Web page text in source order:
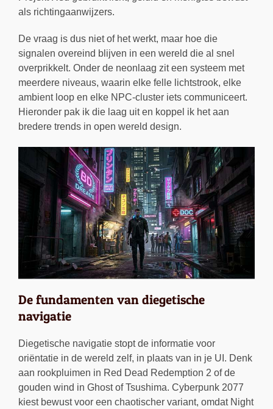
als richtingaanwijzers.
De vraag is dus niet of het werkt, maar hoe die
signalen overeind blijven in een wereld die al snel
overprikkelt. Onder de neonlaag zit een systeem met
meerdere niveaus, waarin elke felle lichtstrook, elke
ambient loop en elke NPC-cluster iets communiceert.
Hieronder pak ik die laag uit en koppel ik het aan
bredere trends in open wereld design.
De fundamenten van diegetische
navigatie
Diegetische navigatie stopt de informatie voor
oriëntatie in de wereld zelf, in plaats van in je UI. Denk
aan rookpluimen in Red Dead Redemption 2 of de
gouden wind in Ghost of Tsushima. Cyberpunk 2077
kiest bewust voor een chaotischer variant, omdat Night